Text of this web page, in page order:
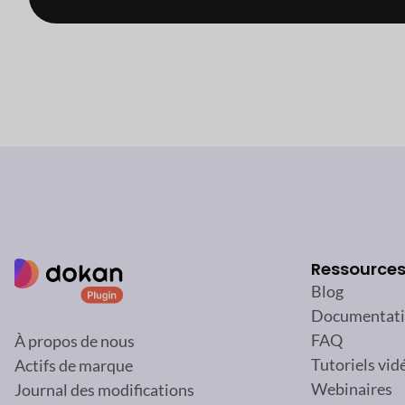
À propos de nous
Actifs de marque
Journal des modifications
Ressources
Blog
FAQ
Tutoriels
Webinaires